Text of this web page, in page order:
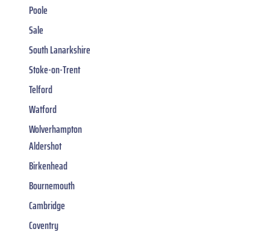
Poole
Sale
South Lanarkshire
Stoke-on-Trent
Telford
Watford
Wolverhampton
Aldershot
Birkenhead
Bournemouth
Cambridge
Coventry